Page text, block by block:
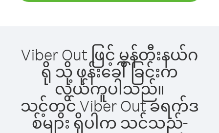
Viber Out ဖြင့် မွန်တီးနယ်ဂ
ရို သို့ ဖုန်းခေါ်ခြင်းက
လွယ်ကူပါသည်။
သင့်တွင် Viber Out ခရက်ဒ
စ်များ ရှိပါက သင်သည်-